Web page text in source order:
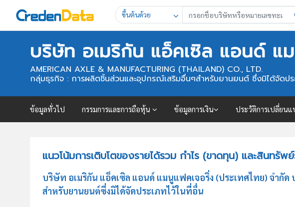
ขึ้นต้นด้วย
บริษัท อเมริกัน แอ็คเซิล แอนด์ แ
AMERICAN AXLE & MANUFACTURING (THAILAND) CO., LTD.
กลุ่มธุรกิจ : การผลิตชิ้นส่วนและอุปกรณ์เสริมอื่นๆสำหรับยานยนต์ ซึ่งมิได้จัดปร
ข้อมูลทั่วไป กรรมการและการถือหุ้น ข้อมูลการเงิน ประวัติการเปลี่ยนแ
แนวโน้มการเติบโตของรายได้รวม กำไร (ขาดทุน) และสินท
บริษัท อเมริกัน แอ็คเซิล แอนด์ แมนูแฟคเจอริ่ง (ประเทศไทย) จำกั
สำหรับยานยนต์ซึ่งมิได้จัดประเภทไว้ในที่อื่น